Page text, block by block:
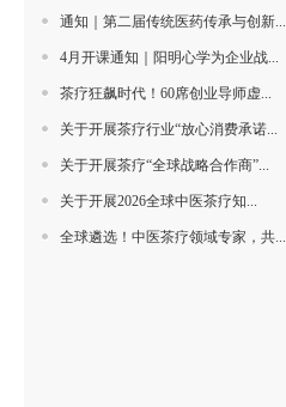
通知｜第二届传统医药传承与创新...
4月开课通知｜阳明心学为企业战...
茶疗狂飙时代！60席创业导师虚...
关于开展茶疗行业“放心消费承诺...
关于开展茶疗“全球战略合作商”...
关于开展2026全球中医茶疗知...
全球遴选！中医茶疗领域专家，共...